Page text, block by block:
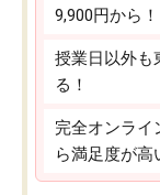
9,900円から！
授業日以外も
る！
完全オンライ
ら満足度が高